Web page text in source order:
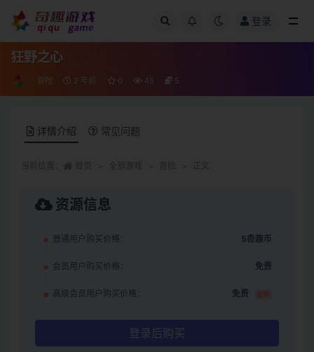
登录
狂野之心
冒险 2 年前 0 45 5
详情介绍 常见问题
资源信息
普通用户购买价格： 5奇趣币
会员用户购买价格： 免费
高级会员用户购买价格： 免费 推荐
登录后购买